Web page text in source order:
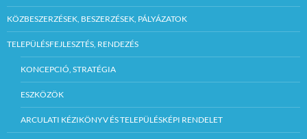
KÖZBESZERZÉSEK, BESZERZÉSEK, PÁLYÁZATOK
TELEPÜLÉSFEJLESZTÉS, RENDEZÉS
KONCEPCIÓ, STRATÉGIA
ESZKÖZÖK
ARCULATI KÉZIKÖNYV ÉS TELEPÜLÉSKÉPI RENDELET